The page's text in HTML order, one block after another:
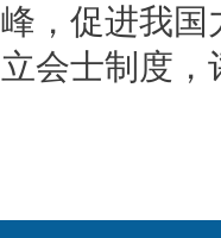
峰，促进我国
立会士制度，